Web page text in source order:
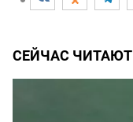
СЕЙЧАС ЧИТАЮТ